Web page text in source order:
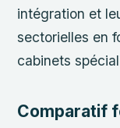
intégration et
sectorielles en
cabinets
Comparatif